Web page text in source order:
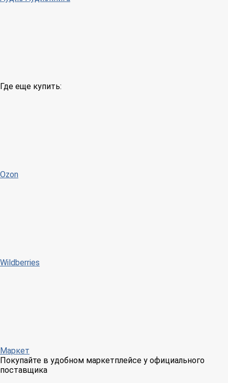
Где еще купить:
Ozon
Wildberries
Маркет
Покупайте в удобном маркетплейсе у официального
поставщика